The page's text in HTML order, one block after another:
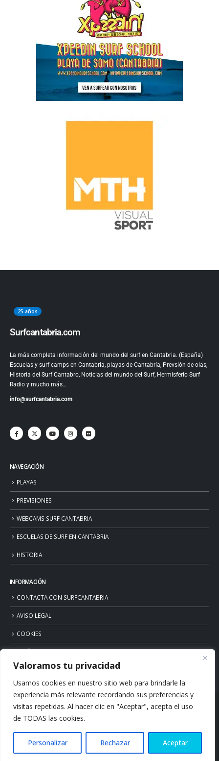
Valoramos tu privacidad
Usamos cookies en nuestro sitio web para brindarle la
experiencia más relevante recordando sus preferencias y
visitas repetidas. Al hacer clic en "Aceptar", acepta el uso
de TODAS las cookies.
Personalizar Rechazar Aceptar
25 años
Surfcantabria.com
La más completa información del mundo del surf en Cantabria. (España)
Escuelas y surf camps en Cantabría, playas de Cantabría, Prevsión de olas,
Historia del Surf Cantabro, Noticias del mundo del Surf, Hermisferio Surf
Radio y mucho más…
info@surfcantabria.com
NAVEGACIÓN
PLAYAS
PREVISIONES
WEBCAMS SURF CANTABRIA
ESCUELAS DE SURF EN CANTABRIA
HISTORIA
INFORMACIÓN
CONTACTA CON SURFCANTABRIA
AVISO LEGAL
COOKIES
POLÍTICA DE PRIVACIDAD
© Copyright 2026. Surfcantabria.com. All Rights Reserved.